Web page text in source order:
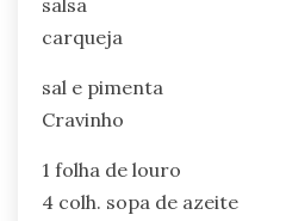
salsa
carqueja
sal e pimenta
Cravinho
1 folha de louro
4 colh. sopa de azeite